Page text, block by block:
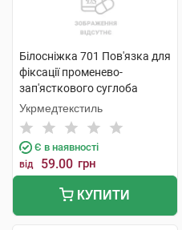
Білосніжка 701 Пов'язка для
фіксації променево-
зап'ясткового суглоба
розмір 4 (21-22см) 1 шт
Укрмедтекстиль
Є в наявності
від 59.00 грн
КУПИТИ